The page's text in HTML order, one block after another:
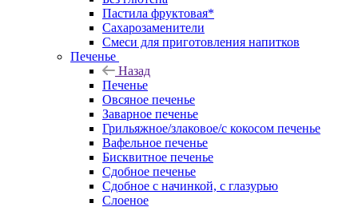
Пастила фруктовая*
Сахарозаменители
Смеси для приготовления напитков
Печенье
Назад
Печенье
Овсяное печенье
Заварное печенье
Грильяжное/злаковое/с кокосом печенье
Вафельное печенье
Бисквитное печенье
Сдобное печенье
Сдобное с начинкой, с глазурью
Слоеное